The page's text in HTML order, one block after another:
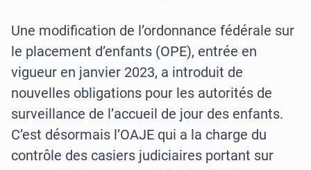
Une modification de l’ordonnance fédérale sur
le placement d’enfants (OPE), entrée en
vigueur en janvier 2023, a introduit de
nouvelles obligations pour les autorités de
surveillance de l’accueil de jour des enfants.
C’est désormais l’OAJE qui a la charge du
contrôle des casiers judiciaires portant sur